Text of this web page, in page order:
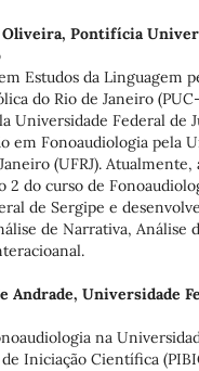
Pontifícia
Estudos da Linguagem
do Rio de Janeiro
Universidade Federal de
em Fonoaudiologia pela
(UFRJ). Atualmente,
2 do curso de
de Sergipe e
de Narrativa, Análise
Andrade, Universidade
na
Iniciação Científica